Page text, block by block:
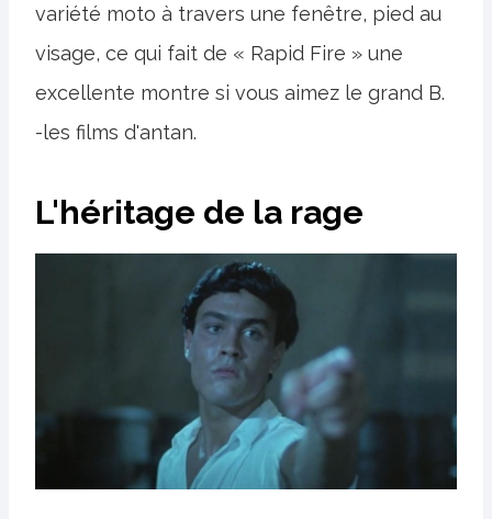
variété moto à travers une fenêtre, pied au
visage, ce qui fait de « Rapid Fire » une
excellente montre si vous aimez le grand B.
-les films d'antan.
L'héritage de la rage